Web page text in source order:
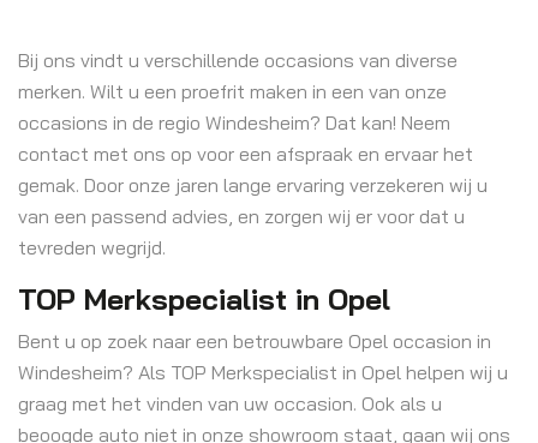
Bij ons vindt u verschillende occasions van diverse
merken. Wilt u een proefrit maken in een van onze
occasions in de regio Windesheim? Dat kan! Neem
contact met ons op voor een afspraak en ervaar het
gemak. Door onze jaren lange ervaring verzekeren wij u
van een passend advies, en zorgen wij er voor dat u
tevreden wegrijd.
TOP Merkspecialist in Opel
Bent u op zoek naar een betrouwbare Opel occasion in
Windesheim? Als TOP Merkspecialist in Opel helpen wij u
graag met het vinden van uw occasion. Ook als u
beoogde auto niet in onze showroom staat, gaan wij ons